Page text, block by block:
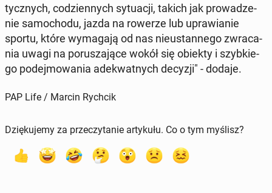
tycz­nych, co­dzien­nych sy­tu­acji, takich jak pro­wa­dze­
nie sa­mo­cho­du, jazda na rowerze lub upra­wia­nie
sportu, które wy­ma­ga­ją od nas nie­ustan­ne­go zwra­ca­
nia uwagi na po­ru­sza­ją­ce wokół się obiekty i szyb­kie­
go po­dej­mo­wa­nia ade­kwat­nych decyzji" - dodaje.
PAP Life / Marcin Rychcik
Dziękujemy za przeczytanie artykułu. Co o tym myślisz?